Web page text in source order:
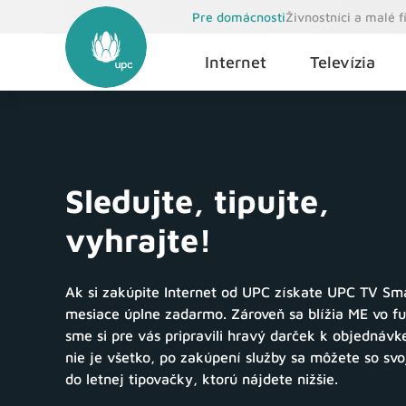
Pre domácnostiŽivnostníci a malé
Internet Televízia
Sledujte, tipujte,
vyhrajte!
Ak si zakúpite Internet od UPC získate UPC TV
mesiace úplne zadarmo. Zároveň sa blížia ME vo
sme si pre vás pripravili hravý darček k
nie je všetko, po zakúpení služby sa môžete so
do letnej tipovačky, ktorú nájdete nižšie.